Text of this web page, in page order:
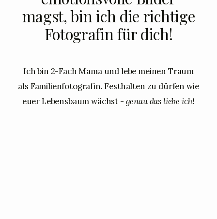
magst, bin ich die richtige
Fotografin für dich!
Ich bin 2-Fach Mama und lebe meinen Traum
als Familienfotografin. Festhalten zu dürfen wie
euer Lebensbaum wächst - genau das liebe ich!